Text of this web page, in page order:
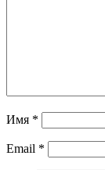
Имя *
Email *